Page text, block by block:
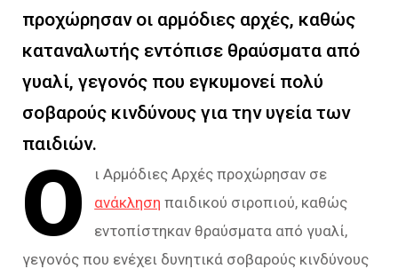
προχώρησαν οι αρμόδιες αρχές, καθώς
καταναλωτής εντόπισε θραύσματα από
γυαλί, γεγονός που εγκυμονεί πολύ
σοβαρούς κινδύνους για την υγεία των
παιδιών.
Ο
ι Αρμόδιες Αρχές προχώρησαν σε
ανάκληση παιδικού σιροπιού, καθώς
εντοπίστηκαν θραύσματα από γυαλί,
γεγονός που ενέχει δυνητικά σοβαρούς κινδύνους